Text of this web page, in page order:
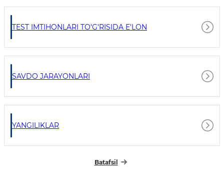
TEST IMTIHONLARI TO'G'RISIDA E'LON
SAVDO JARAYONLARI
YANGILIKLAR
Batafsil